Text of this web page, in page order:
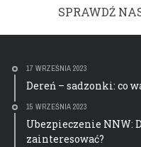
SPRAWDŹ
17 WRZEŚNIA 2023
Dereń – sadzonki: co
15 WRZEŚNIA 2023
Ubezpieczenie NNW:
zainteresować?